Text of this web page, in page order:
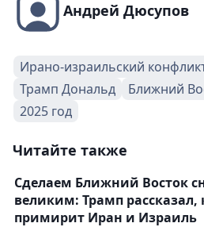
Андрей Дюсупов
Ирано-израильский
Трамп Дональд
Ближний
2025 год
Читайте также
Сделаем Ближний Восток
великим: Трамп рассказал,
примирит Иран и Израиль